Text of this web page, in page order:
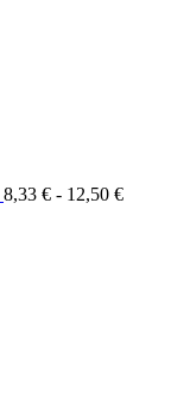
8,33 € - 12,50 €